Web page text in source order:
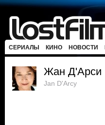
СЕРИАЛЫ КИНО НОВОСТИ
Жан Д'Арси
Jan D'Arcy